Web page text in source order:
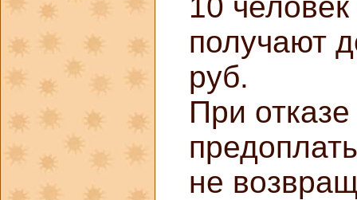
получают
руб.
При
не